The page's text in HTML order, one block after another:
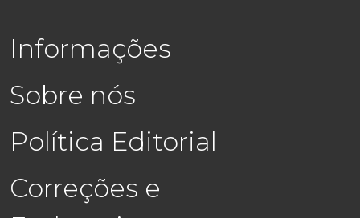
Informações
Sobre nós
Política Editorial
Correções e